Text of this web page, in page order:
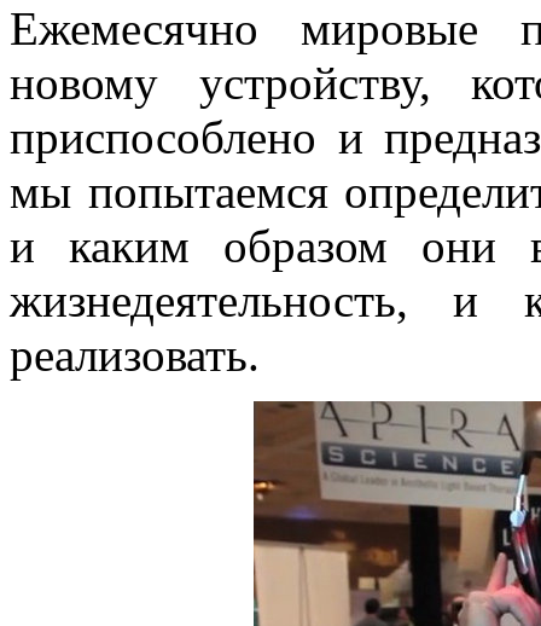
Ежемесячно мировые
новому устройству,
приспособлено и
мы попытаемся
и каким образом они
жизнедеятельность,
реализовать.